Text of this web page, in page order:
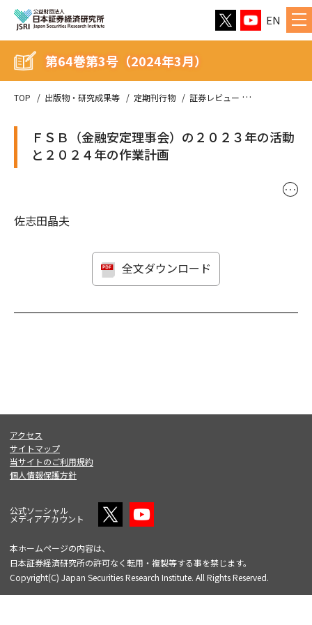
EN
TOP 出版物・研究成果等 定期刊行物 証券レビュー
第64巻第3号（2024年3月）
ＦＳＢ（金融安定理事会）の２０２３年の活動
と２０２４年の作業計画
･･･
佐志田晶夫
全文ダウンロード
アクセス
サイトマップ
当サイトのご利用規約
個人情報保護方針
公式ソーシャル
メディアアカウント
本ホームページの内容は、
日本証券経済研究所の許可なく転用・複製等する事を禁じます。
Copyright(C) Japan Securities Research Institute. All Rights Reserved.